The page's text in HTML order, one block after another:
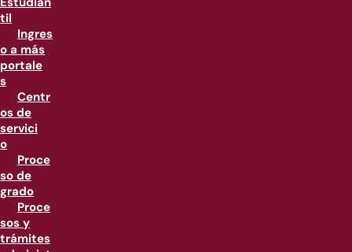
til
Ingres
o a más
portale
s
Centr
os de
servici
o
Proce
so de
grado
Proce
sos y
trámites